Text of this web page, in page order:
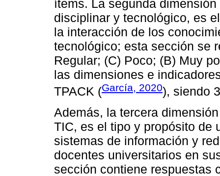
ítems. La segunda
disciplinar y tecnológico, es
la interacción de los
tecnológico; esta sección se
Regular; (C) Poco; (B) Muy
las dimensiones e
TPACK (García, 2020), siendo
Además, la tercera
TIC, es el tipo y propósito de
sistemas de información y
docentes universitarios en
sección contiene respuestas